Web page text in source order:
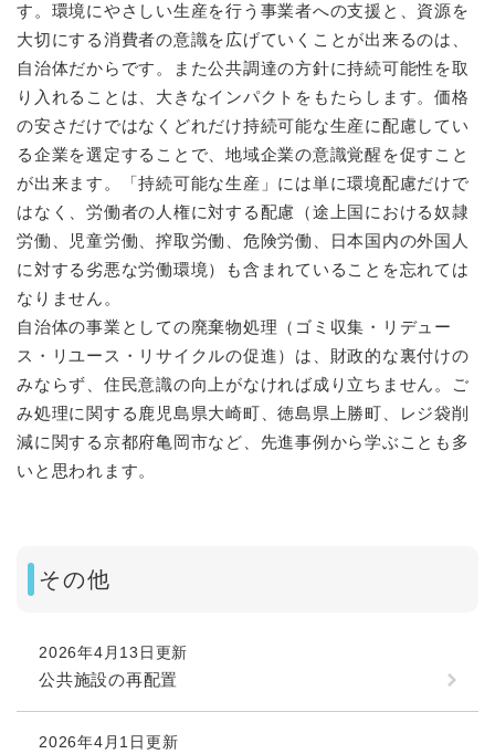
す。環境にやさしい生産を行う事業者への支援と、資源を
大切にする消費者の意識を広げていくことが出来るのは、
自治体だからです。また公共調達の方針に持続可能性を取
り入れることは、大きなインパクトをもたらします。価格
の安さだけではなくどれだけ持続可能な生産に配慮してい
る企業を選定することで、地域企業の意識覚醒を促すこと
が出来ます。「持続可能な生産」には単に環境配慮だけで
はなく、労働者の人権に対する配慮（途上国における奴隷
労働、児童労働、搾取労働、危険労働、日本国内の外国人
に対する劣悪な労働環境）も含まれていることを忘れては
なりません。
自治体の事業としての廃棄物処理（ゴミ収集・リデュー
ス・リユース・リサイクルの促進）は、財政的な裏付けの
みならず、住民意識の向上がなければ成り立ちません。ご
み処理に関する鹿児島県大崎町、徳島県上勝町、レジ袋削
減に関する京都府亀岡市など、先進事例から学ぶことも多
いと思われます。
その他
2026年4月13日更新
公共施設の再配置
2026年4月1日更新